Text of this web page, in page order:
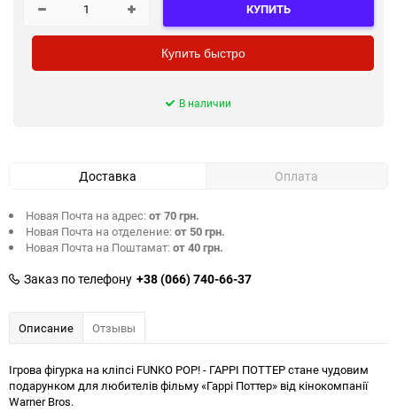
КУПИТЬ
Купить быстро
В наличии
Доставка Оплата
Новая Почта на адрес:от 70 грн.
Новая Почта на отделение:от 50 грн.
Новая Почта на Поштамат:от 40 грн.
Заказ по телефону +38 (066) 740-66-37
Описание Отзывы
Ігрова фігурка на кліпсі FUNKO POP! - ГАРРІ ПОТТЕР стане чудовим
подарунком для любителів фільму «Гаррі Поттер» від кінокомпанії
Warner Bros.